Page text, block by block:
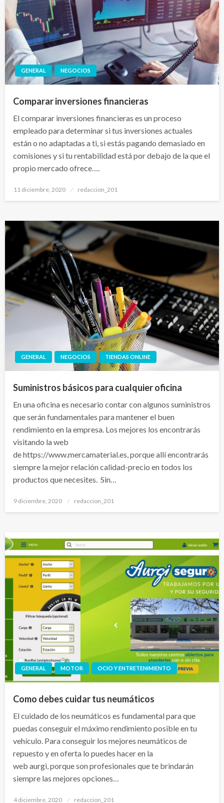
GENERAL NEGOCIOS
Comparar inversiones financieras
El comparar inversiones financieras es un proceso
empleado para determinar si tus inversiones actuales
están o no adaptadas a ti, si estás pagando demasiado en
comisiones y si tu rentabilidad está por debajo de la que el
propio mercado ofrece….
Publicado
11 diciembre, 2020 redaccion_201
GENERAL NEGOCIOS TIENDAS ONLINE
Suministros básicos para cualquier oficina
En una oficina es necesario contar con algunos suministros
que serán fundamentales para mantener el buen
rendimiento en la empresa. Los mejores los encontrarás
visitando la web
de https://www.mercamaterial.es, porque allí encontrarás
siempre la mejor relación calidad-precio en todos los
productos que necesites. Sin…
Publicado
9 diciembre, 2020 redaccion_201
GENERAL MOTOR OCIO Y ENTRETENIMIENTO
Como debes cuidar tus neumáticos
El cuidado de los neumáticos es fundamental para que
puedas conseguir el máximo rendimiento posible en tu
vehículo. Para conseguir los mejores neumáticos de
repuesto y en oferta lo puedes hacer en la
web aurgi, porque son profesionales que te brindarán
siempre las mejores opciones…
Publicado
4 diciembre, 2020 redaccion_201